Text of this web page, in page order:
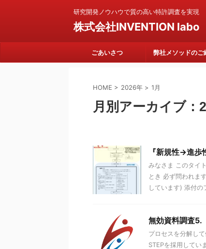
研究開発ノウハウで質の高い特許調査を実現
株式会社INVENTION labo
ごあいさつ 弊社メソッドのご
HOME > 2026年 > 1月
月別アーカイブ：
『新規性→進歩
みなさま このタイ
とき 必ず問われま
しています) 添付の
無効資料調査5.
プロセスを分解し
STEPを採用してい